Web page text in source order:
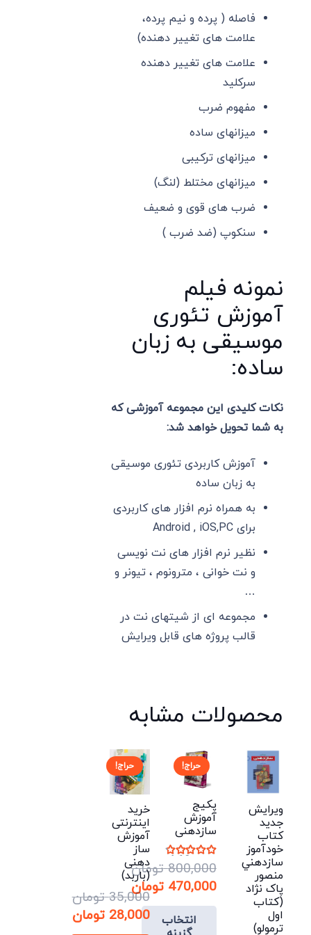
فاصله ( پرده و نیم پرده،
علامت های تغییر دهنده)
علامت های تغییر دهنده
سرکلید
مفهوم ضرب
میزانهای ساده
میزانهای ترکیبی
میزانهای مختلط (لنگ)
ضرب های قوی و ضعیف
سنکوپ (ضد ضرب )
نمونه فیلم
آموزش تئوری
موسیقی به زبان
ساده:
نکات کلیدی این مجموعه آموزشی که
به شما تحویل خواهد شد:
آموزش کاربردی تئوری موسیقی
به زبان ساده
به همراه نرم افزار های کاربردی
برای Android , iOS,PC
نظیر نرم افزار های نت نویسی
و نت خوانی ، مترونوم ، تیونر و
…
مجموعه ای از شیتهای نت در
قالب پروژه های قابل ویرایش
محصولات مشابه
ویرایش
جدید
کتاب
خودآموز
سازدهني
منصور
پاک نژاد
(کتاب
اول
ترمولو)
حراج!
پکیج
آموزش
سازدهنی
نمره 4.60 از 5 800,000 تومان
قیمت
اصلی:
800,000 تومان
470,000 تومان
قیمت
فعلی:انتخاب
حراج!
خرید
اینترنتی
آموزش
ساز
دهنی
(باربد)
35,000 تومان
قیمت
28,000 تومان